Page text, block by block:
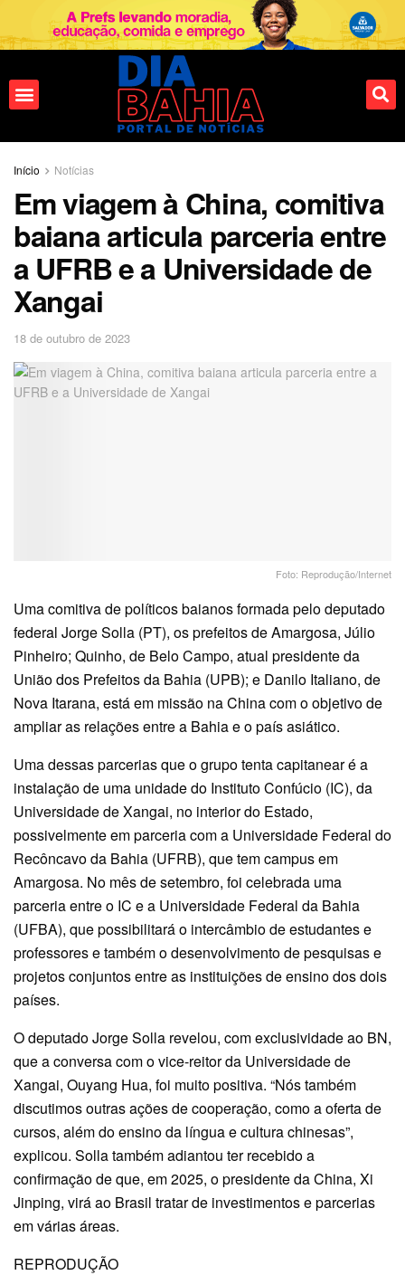
Início Notícias
Em viagem à China, comitiva
baiana articula parceria entre
a UFRB e a Universidade de
Xangai
18 de outubro de 2023
Foto: Reprodução/Internet
Uma comitiva de políticos baianos formada pelo deputado
federal Jorge Solla (PT), os prefeitos de Amargosa, Júlio
Pinheiro; Quinho, de Belo Campo, atual presidente da
União dos Prefeitos da Bahia (UPB); e Danilo Italiano, de
Nova Itarana, está em missão na China com o objetivo de
ampliar as relações entre a Bahia e o país asiático.
Uma dessas parcerias que o grupo tenta capitanear é a
instalação de uma unidade do Instituto Confúcio (IC), da
Universidade de Xangai, no interior do Estado,
possivelmente em parceria com a Universidade Federal do
Recôncavo da Bahia (UFRB), que tem campus em
Amargosa. No mês de setembro, foi celebrada uma
parceria entre o IC e a Universidade Federal da Bahia
(UFBA), que possibilitará o intercâmbio de estudantes e
professores e também o desenvolvimento de pesquisas e
projetos conjuntos entre as instituições de ensino dos dois
países.
O deputado Jorge Solla revelou, com exclusividade ao BN,
que a conversa com o vice-reitor da Universidade de
Xangai, Ouyang Hua, foi muito positiva. “Nós também
discutimos outras ações de cooperação, como a oferta de
cursos, além do ensino da língua e cultura chinesas”,
explicou. Solla também adiantou ter recebido a
confirmação de que, em 2025, o presidente da China, Xi
Jinping, virá ao Brasil tratar de investimentos e parcerias
em várias áreas.
REPRODUÇÃO